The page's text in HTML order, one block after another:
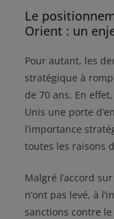
Le
Orient : un
Pour autant, les
stratégique à
de 70 ans. En
Unis une porte
l’importance
toutes les raisons
Malgré l’accord
n’ont pas levé, à
sanctions contre